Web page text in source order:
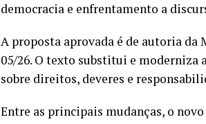
democracia e enfrentamento a
A proposta aprovada é de autoria
05/26. O texto substitui e moderniza
sobre direitos, deveres e
Entre as principais mudanças, o